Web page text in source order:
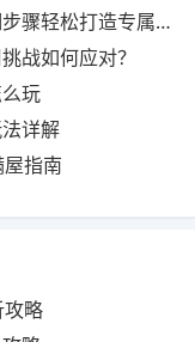
轻松打造专属家园
战如何应对？
玩
详解
指南
略